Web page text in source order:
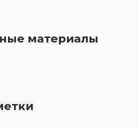
материалы